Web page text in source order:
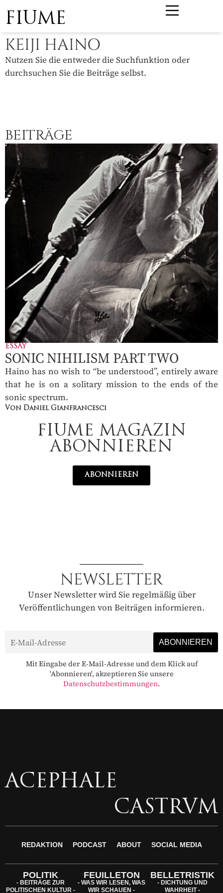
FIUME
KEIJI HAINO
Nutzen Sie die entweder die Suchfunktion oder
durchsuchen Sie die Beiträge selbst.
BEITRÄGE
ESSAY
SONIC NIHILISM PART TWO
Haino has no wish to “be understood”, entirely aware
that he is on a solitary mission to the ends of the
sonic spectrum.
Von Daniel Gianfrancesci
FIUME MAGAZIN
ABONNIEREN
ABONNIEREN
NEWSLETTER
Unser Newsletter wird Sie regelmäßig über
Veröffentlichungen von Beiträgen informieren.
Mit Eingabe der E-Mail-Adresse und dem Klick auf
'Abonnieren', akzeptieren Sie unsere
Datenschutzbestimmungen.
ACEPHALE
CASTRVM
REDAKTION PODCAST ABOUT SOCIAL MEDIA
POLITIK
- BEITRÄGE ZUR
POLITISCHEN KULTUR -
FEUILLETON
- WAS WIR LESEN, WAS
WIR SCHAUEN -
BELLETRISTIK
- DICHTUNG UND
WAHRHEIT -